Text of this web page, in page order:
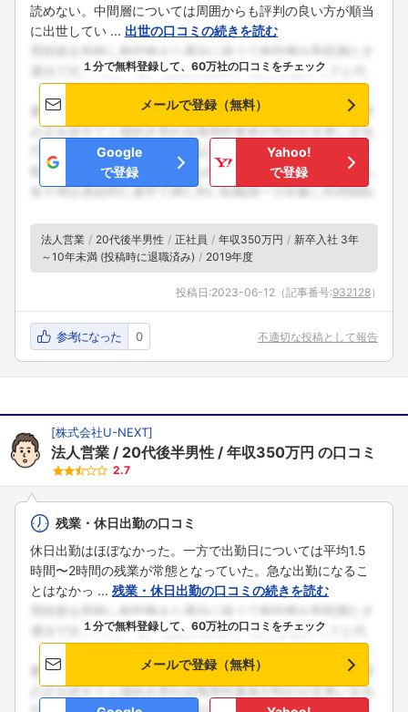
読めない。中間層については周囲からも評判の良い方が順当
に出世してい ... 出世の口コミの続きを読む
１分で無料登録して、60万社の口コミをチェック
メールで登録（無料）
Google
で登録
Yahoo!
で登録
法人営業 20代後半男性 正社員 年収350万円
新卒入社 3年
～10年未満 (投稿時に退職済み)
2019年度
投稿日:2023-06-12 （記事番号:932128）
参考になった 0 不適切な投稿として報告
[株式会社U-NEXT]
法人営業 20代後半男性 年収350万円 の口コミ
2.7
残業・休日出勤の口コミ
休日出勤はほぼなかった。一方で出勤日については平均1.5
時間〜2時間の残業が常態となっていた。急な出勤になるこ
とはなかっ ... 残業・休日出勤の口コミの続きを読む
１分で無料登録して、60万社の口コミをチェック
メールで登録（無料）